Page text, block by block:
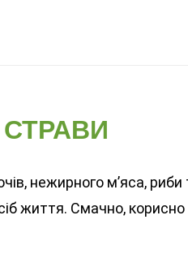
СТРАВИ
нежирного м’яса, риби
життя. Смачно,